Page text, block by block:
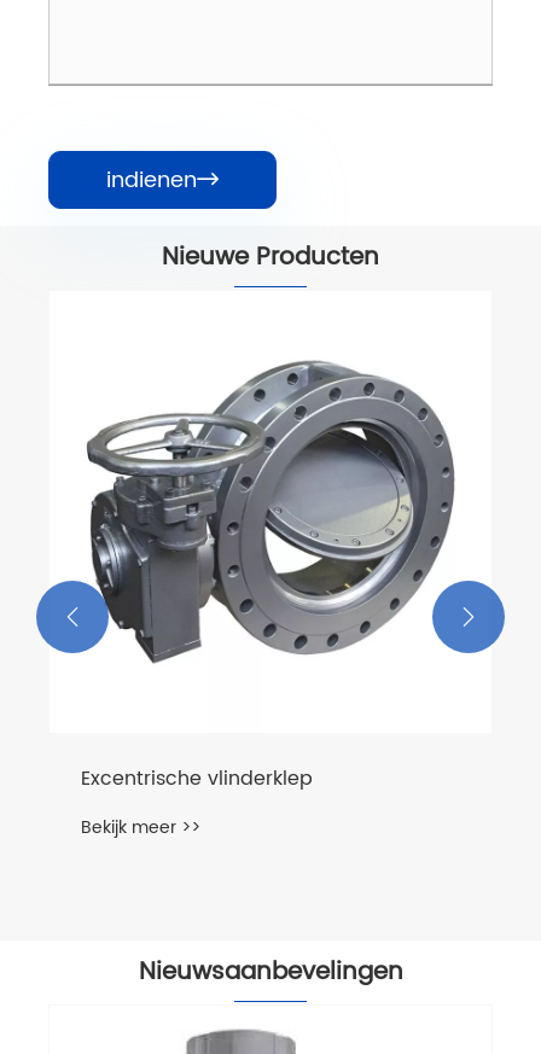
indienen
Nieuwe Producten
Excentrische vlinderklep
Bekijk meer >>
 
Nieuwsaanbevelingen